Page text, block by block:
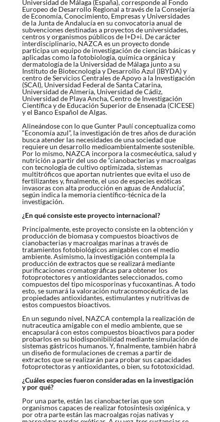
Universidad de Málaga (España), corresponde al Fondo
Europeo de Desarrollo Regional a través de la Consejería
de Economía, Conocimiento, Empresas y Universidades
de la Junta de Andalucía en su convocatoria anual de
subvenciones destinadas a proyectos de universidades,
centros y organismos públicos de I+D+i. De carácter
interdisciplinario, NAZCA es un proyecto donde
participa un equipo de investigación de ciencias básicas y
aplicadas como la fotobiología, química orgánica y
dermatología de la Universidad de Málaga junto a su
Instituto de Biotecnología y Desarrollo Azul (IBYDA) y
centro de Servicios Centrales de Apoyo a la Investigación
(SCAI), Universidad Federal de Santa Catarina,
Universidad de Almería, Universidad de Cádiz,
Universidad de Playa Ancha, Centro de Investigación
Científica y de Educación Superior de Ensenada (CICESE)
y el Banco Español de Algas.
Alineándose con lo que Gunter Paulí conceptualiza como
“Economía azul”, la investigación de tres años de duración
busca atender las necesidades de una sociedad que
requiere un desarrollo medioambientalmente sostenible.
Por lo mismo, NAZCA incorpora la cosmecéutica, salud y
nutrición a partir del uso de “cianobacterias y macroalgas
con tecnología de cultivo optimizada, sistemas
multitróficos que aportan nutrientes que evita el uso de
fertilizantes y, finalmente, el uso de especies exóticas
invasoras con alta producción en aguas de Andalucía”,
según indica la memoria científico-técnica de la
investigación.
¿En qué consiste este proyecto internacional?
Principalmente, este proyecto consiste en la obtención y
producción de biomasa y compuestos bioactivos de
cianobacterias y macroalgas marinas a través de
tratamientos fotobiológicos amigables con el medio
ambiente. Asimismo, la investigación contempla la
producción de extractos que se realizará mediante
purificaciones cromatográficas para obtener los
fotoprotectores y antioxidantes seleccionados, como
compuestos del tipo micosporinas y fucoxantinas. A todo
esto, se sumará la valoración nutracosmocéutica de las
propiedades antioxidantes, estimulantes y nutritivas de
estos compuestos bioactivos.
En un segundo nivel, NAZCA contempla la realización de
nutraceutica amigable con el medio ambiente, que se
encapsulará con estos compuestos bioactivos para poder
probarlos en su biodisponibilidad mediante simulación de
sistemas gástricos humanos. Y, finalmente, también habrá
un diseño de formulaciones de cremas a partir de
extractos que se realizarán para probar sus capacidades
fotoprotectoras y antioxidantes, o bien, su fototoxicidad.
¿Cuáles especies fueron consideradas en la investigación
y por qué?
Por una parte, están las cianobacterias que son
organismos capaces de realizar fotosíntesis oxigénica, y
por otra parte están las macroalgas rojas nativas y